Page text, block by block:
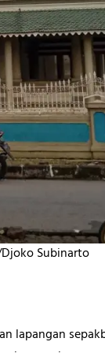
Subinarto
lapangan